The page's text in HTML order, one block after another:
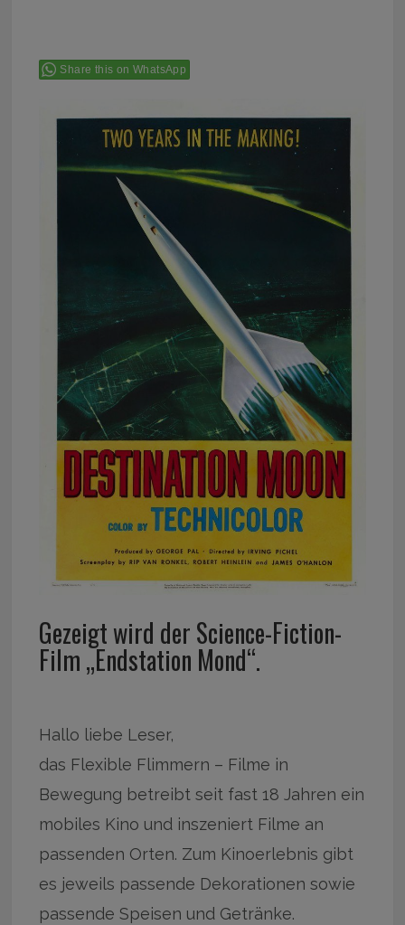
Share this on WhatsApp
Gezeigt wird der Science-Fiction-
Film „Endstation Mond“.
Hallo liebe Leser,
das Flexible Flimmern – Filme in
Bewegung betreibt seit fast 18 Jahren ein
mobiles Kino und inszeniert Filme an
passenden Orten. Zum Kinoerlebnis gibt
es jeweils passende Dekorationen sowie
passende Speisen und Getränke.